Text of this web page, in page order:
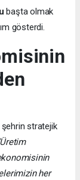
başta olmak
gösterdi.
şehrin stratejik
her